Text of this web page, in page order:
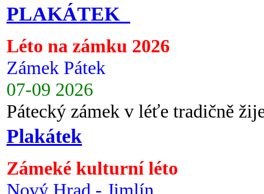
PLAKÁTEK
Léto na zámku 2026
Zámek Pátek
07-09 2026
Pátecký zámek v léťe tradičně
Plakátek
Zámeké kulturní léto
Nový Hrad - Jimlín